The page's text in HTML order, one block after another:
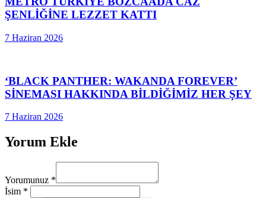
ŞENLİĞİNE LEZZET KATTI
7 Haziran 2026
‘BLACK PANTHER: WAKANDA FOREVER’
SİNEMASI HAKKINDA BİLDİĞİMİZ HER ŞEY
7 Haziran 2026
Yorum Ekle
Yorumunuz *
İsim *